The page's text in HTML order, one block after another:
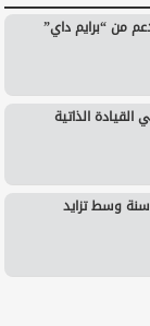
من “برايم داي”
الذاتية
وسط تزايد